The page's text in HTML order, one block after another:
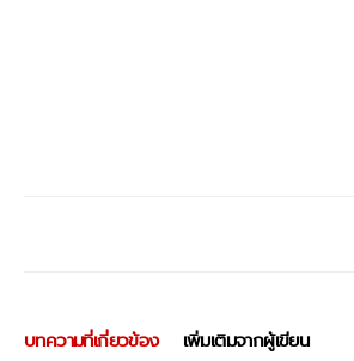
บทความที่เกี่ยวข้อง เพิ่มเติมจากผู้เขียน